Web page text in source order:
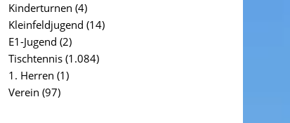
Kinderturnen (4)
Kleinfeldjugend (14)
E1-Jugend (2)
Tischtennis(1.084)
1. Herren (1)
Verein (97)